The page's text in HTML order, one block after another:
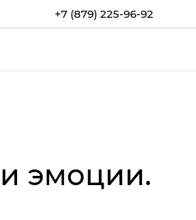
+7 (879) 225-96-92
эмоции.